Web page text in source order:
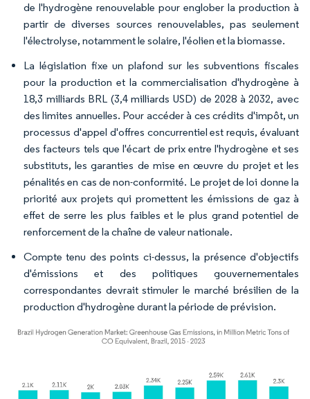
de l'hydrogène renouvelable pour englober la production à
partir de diverses sources renouvelables, pas seulement
l'électrolyse, notamment le solaire, l'éolien et la biomasse.
La législation fixe un plafond sur les subventions fiscales
pour la production et la commercialisation d'hydrogène à
18,3 milliards BRL (3,4 milliards USD) de 2028 à 2032, avec
des limites annuelles. Pour accéder à ces crédits d'impôt, un
processus d'appel d'offres concurrentiel est requis, évaluant
des facteurs tels que l'écart de prix entre l'hydrogène et ses
substituts, les garanties de mise en œuvre du projet et les
pénalités en cas de non-conformité. Le projet de loi donne la
priorité aux projets qui promettent les émissions de gaz à
effet de serre les plus faibles et le plus grand potentiel de
renforcement de la chaîne de valeur nationale.
Compte tenu des points ci-dessus, la présence d'objectifs
d'émissions et des politiques gouvernementales
correspondantes devrait stimuler le marché brésilien de la
production d'hydrogène durant la période de prévision.